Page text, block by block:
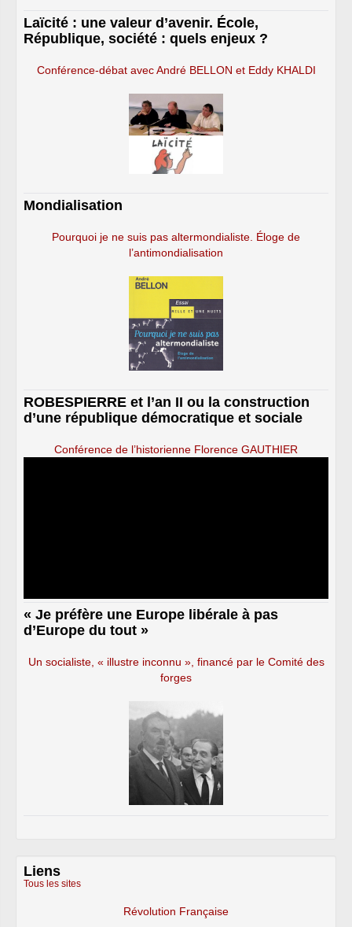
Laïcité : une valeur d’avenir. École,
République, société : quels enjeux ?
Conférence-débat avec André BELLON et Eddy KHALDI
Mondialisation
Pourquoi je ne suis pas altermondialiste. Éloge de
l’antimondialisation
ROBESPIERRE et l’an II ou la construction
d’une république démocratique et sociale
Conférence de l’historienne Florence GAUTHIER
« Je préfère une Europe libérale à pas
d’Europe du tout »
Un socialiste, « illustre inconnu », financé par le Comité des
forges
Liens
Tous les sites
Révolution Française